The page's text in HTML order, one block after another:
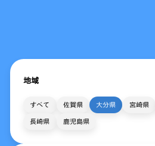
地域
すべて 佐賀県 大分県 宮崎県
長崎県 鹿児島県